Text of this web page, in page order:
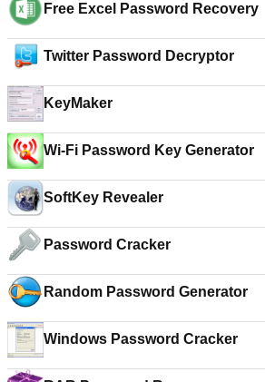
Free Excel Password Recovery
Twitter Password Decryptor
KeyMaker
Wi-Fi Password Key Generator
SoftKey Revealer
Password Cracker
Random Password Generator
Windows Password Cracker